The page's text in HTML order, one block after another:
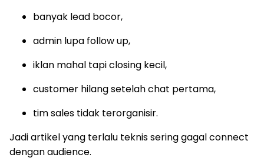
banyak lead bocor,
admin lupa follow up,
iklan mahal tapi closing kecil,
customer hilang setelah chat pertama,
tim sales tidak terorganisir.
Jadi artikel yang terlalu teknis sering gagal connect
dengan audience.